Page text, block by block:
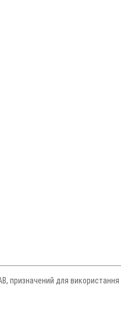
для використання в